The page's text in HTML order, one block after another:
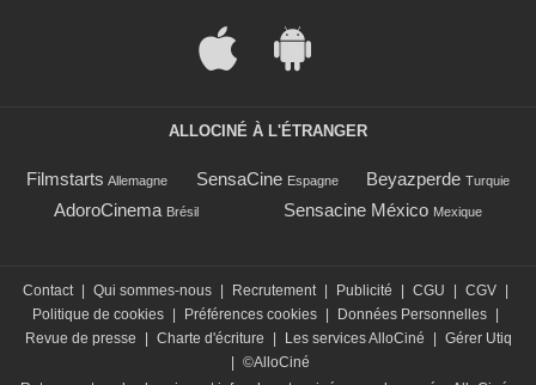
ALLOCINÉ À L'ÉTRANGER
Filmstarts Allemagne SensaCine Espagne Beyazperde Turquie
AdoroCinema Brésil Sensacine México Mexique
Contact | Qui sommes-nous | Recrutement | Publicité | CGU | CGV |
Politique de cookies | Préférences cookies | Données Personnelles |
Revue de presse
| Charte d'écriture | Les services AlloCiné | Gérer Utiq
| ©AlloCiné